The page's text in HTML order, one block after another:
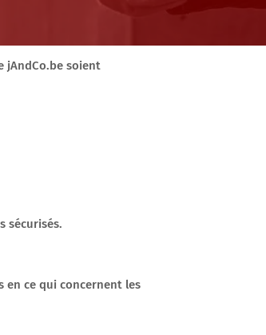
jAndCo.be soient
sécurisés.
en ce qui concernent les